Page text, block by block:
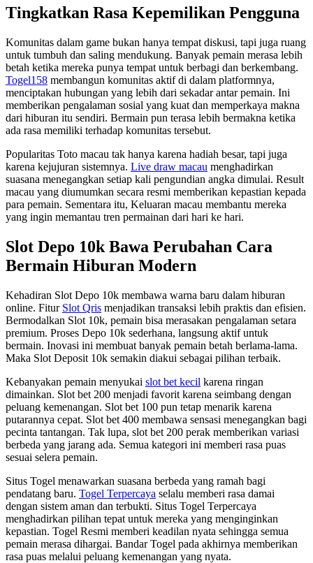
Tingkatkan Rasa Kepemilikan Pengguna
Komunitas dalam game bukan hanya tempat diskusi, tapi juga ruang
untuk tumbuh dan saling mendukung. Banyak pemain merasa lebih
betah ketika mereka punya tempat untuk berbagi dan berkembang.
Togel158 membangun komunitas aktif di dalam platformnya,
menciptakan hubungan yang lebih dari sekadar antar pemain. Ini
memberikan pengalaman sosial yang kuat dan memperkaya makna
dari hiburan itu sendiri. Bermain pun terasa lebih bermakna ketika
ada rasa memiliki terhadap komunitas tersebut.
Popularitas Toto macau tak hanya karena hadiah besar, tapi juga
karena kejujuran sistemnya. Live draw macau menghadirkan
suasana menegangkan setiap kali pengundian angka dimulai. Result
macau yang diumumkan secara resmi memberikan kepastian kepada
para pemain. Sementara itu, Keluaran macau membantu mereka
yang ingin memantau tren permainan dari hari ke hari.
Slot Depo 10k Bawa Perubahan Cara
Bermain Hiburan Modern
Kehadiran Slot Depo 10k membawa warna baru dalam hiburan
online. Fitur Slot Qris menjadikan transaksi lebih praktis dan efisien.
Bermodalkan Slot 10k, pemain bisa merasakan pengalaman setara
premium. Proses Depo 10k sederhana, langsung aktif untuk
bermain. Inovasi ini membuat banyak pemain betah berlama-lama.
Maka Slot Deposit 10k semakin diakui sebagai pilihan terbaik.
Kebanyakan pemain menyukai slot bet kecil karena ringan
dimainkan. Slot bet 200 menjadi favorit karena seimbang dengan
peluang kemenangan. Slot bet 100 pun tetap menarik karena
putarannya cepat. Slot bet 400 membawa sensasi menegangkan bagi
pecinta tantangan. Tak lupa, slot bet 200 perak memberikan variasi
berbeda yang jarang ada. Semua kategori ini memberi rasa puas
sesuai selera pemain.
Situs Togel menawarkan suasana berbeda yang ramah bagi
pendatang baru. Togel Terpercaya selalu memberi rasa damai
dengan sistem aman dan terbukti. Situs Togel Terpercaya
menghadirkan pilihan tepat untuk mereka yang menginginkan
kepastian. Togel Resmi memberi keadilan nyata sehingga semua
pemain merasa dihargai. Bandar Togel pada akhirnya memberikan
rasa puas melalui peluang kemenangan yang nyata.